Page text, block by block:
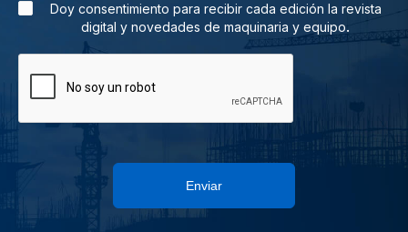
Doy consentimiento para recibir cada edición la revista
digital y novedades de maquinaria y equipo.
Enviar